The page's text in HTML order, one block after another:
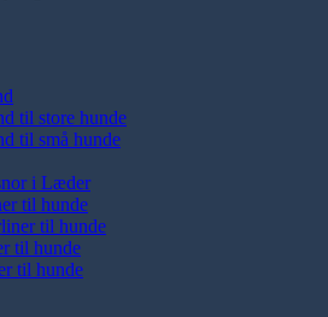
til store hunde
til små hunde
i Læder
til hunde
til hunde
til hunde
til hunde